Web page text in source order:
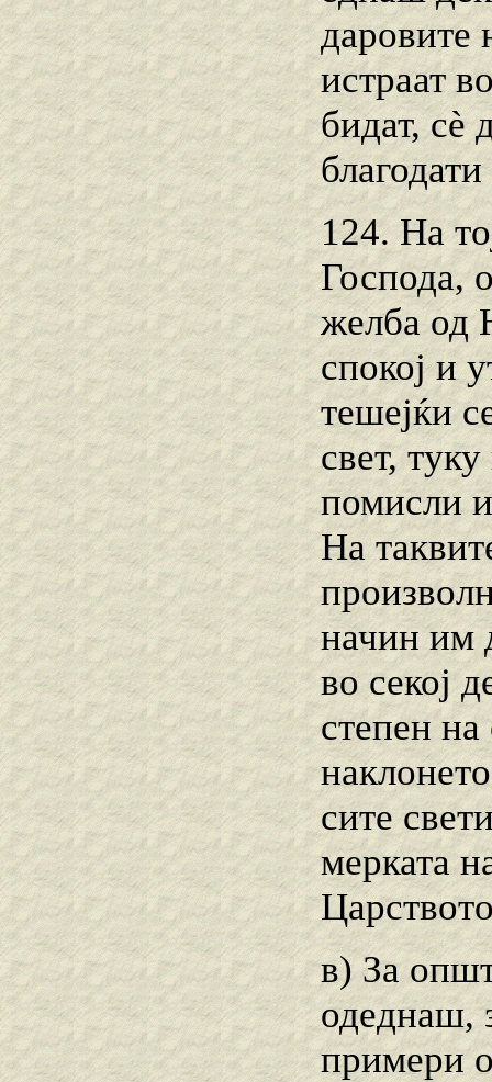
даровите
истраат
бидат, сè
124. На
Господа,
желба од
спокој и
тешејќи
свет,
помисли
На
начин им
во секој
степен
сите
мерката
в) За
одеднаш,
примери